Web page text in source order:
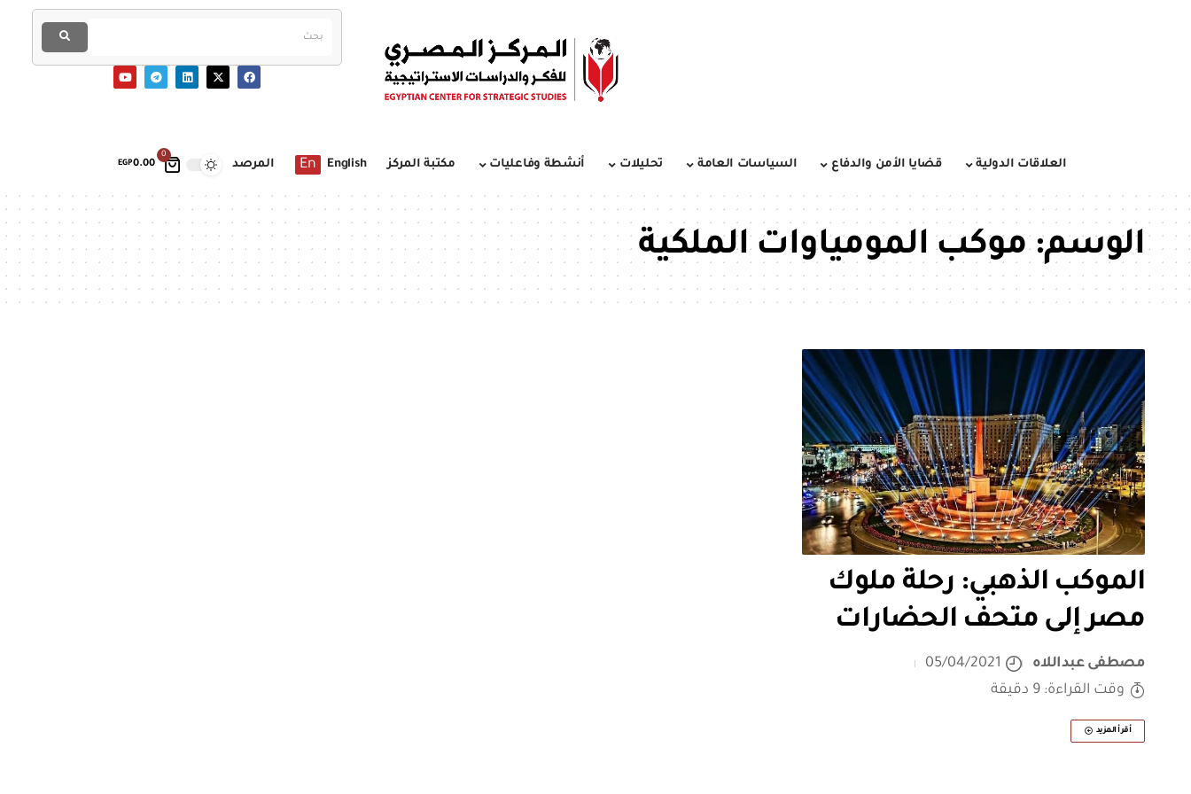
0
EGP0.00 العلاقات الدولية قضايا الأمن والدفاع السياسات العامة تحليلات أنشطة وفاعليات مكتبة المركز English
En المرصد
الوسم:موكب المومياوات الملكية
الموكب الذهبي: رحلة ملوك
مصر إلى متحف الحضارات
مصطفى عبداللاه
05/04/2021
وقت القراءة: 9 دقيقة
أقرأ المزيد